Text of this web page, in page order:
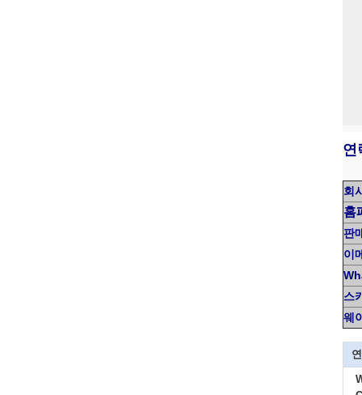
연
회
홈
판
이
스
웨